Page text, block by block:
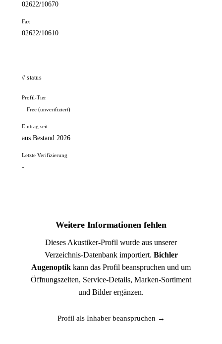
02622/10670
Fax
02622/10610
// status
Profil-Tier
Free (unverifiziert)
Eintrag seit
aus Bestand 2026
Letzte Verifizierung
-
Weitere Informationen fehlen
Dieses Akustiker-Profil wurde aus unserer
Verzeichnis-Datenbank importiert. Bichler
Augenoptik kann das Profil beanspruchen und um
Öffnungszeiten, Service-Details, Marken-Sortiment
und Bilder ergänzen.
Profil als Inhaber beanspruchen →